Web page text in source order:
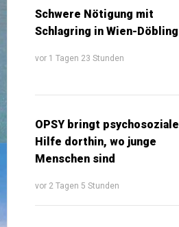
Schwere Nötigung mit
Schlagring in Wien-Döbling
vor 1 Tagen 23 Stunden
OPSY bringt psychosoziale
Hilfe dorthin, wo junge
Menschen sind
vor 2 Tagen 5 Stunden